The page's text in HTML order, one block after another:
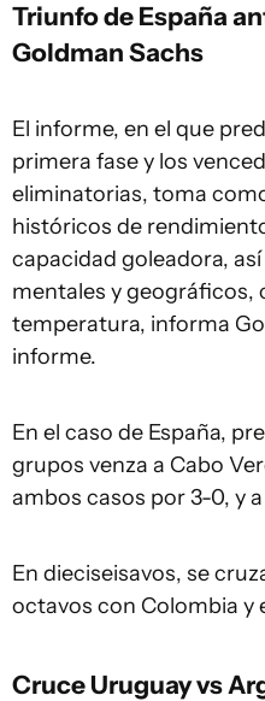
Triunfo de España
Goldman Sachs
El informe, en el que
primera fase y los
eliminatorias, toma
históricos de
capacidad goleadora,
mentales y geográficos,
temperatura, informa
informe.
En el caso de España,
grupos venza a Cabo
ambos casos por 3-0, y
En dieciseisavos, se
octavos con Colombia y
Cruce Uruguay vs